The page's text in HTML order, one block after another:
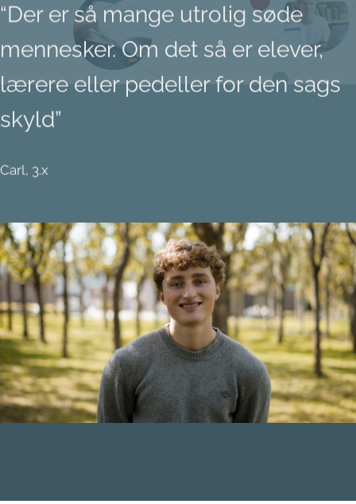
“Der er så mange utrolig søde
mennesker. Om det så er elever,
lærere eller pedeller for den sags
skyld”
Carl, 3.x